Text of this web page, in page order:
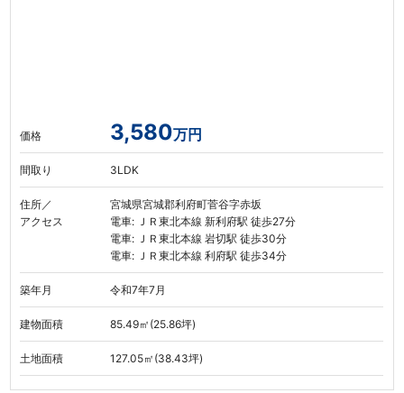
価格 3,580万円
間取り 3LDK
住所／
アクセス
宮城県宮城郡利府町菅谷字赤坂
電車: ＪＲ東北本線 新利府駅 徒歩27分
電車: ＪＲ東北本線 岩切駅 徒歩30分
電車: ＪＲ東北本線 利府駅 徒歩34分
築年月 令和7年7月
建物面積 85.49㎡(25.86坪)
土地面積 127.05㎡(38.43坪)